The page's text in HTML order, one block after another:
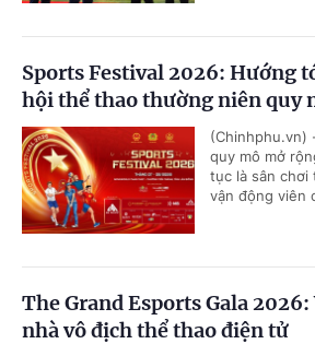
Sports Festival 2026: Hướng
hội thể thao thường niên quy
(Chinhphu.vn)
quy mô mở
tục là sân chơi
vận động viên
The Grand Esports Gala
nhà vô địch thể thao điện tử